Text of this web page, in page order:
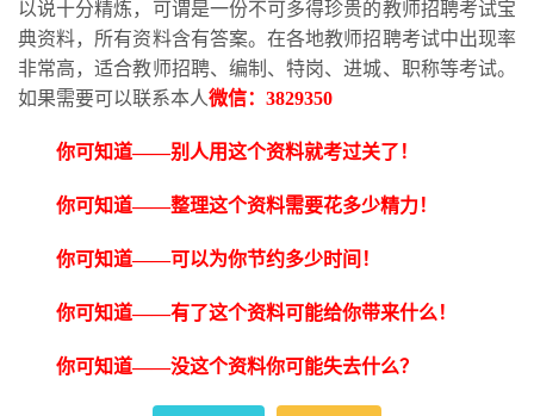
以说十分精炼，可谓是一份不可多得珍贵的教师招聘考试宝
典资料，所有资料含有答案。在各地教师招聘考试中出现率
非常高，适合教师招聘、编制、特岗、进城、职称等考试。
如果需要可以联系本人微信： 3829350
你可知道——别人用这个资料就考过关了！
你可知道——整理这个资料需要花多少精力！
你可知道——可以为你节约多少时间！
你可知道——有了这个资料可能给你带来什么！
你可知道——没这个资料你可能失去什么？